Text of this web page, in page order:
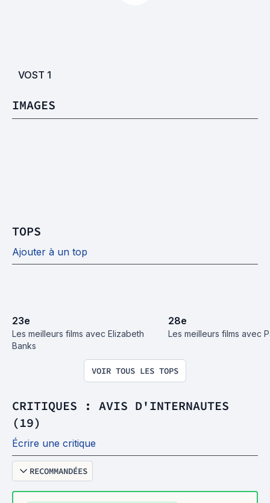
VOST 1
IMAGES
TOPS
Ajouter à un top
23e
Les meilleurs films avec Elizabeth
Banks
28e
Les meilleurs films avec
VOIR TOUS LES TOPS
CRITIQUES : AVIS D'INTERNAUTES
(19)
Écrire une critique
RECOMMANDÉES